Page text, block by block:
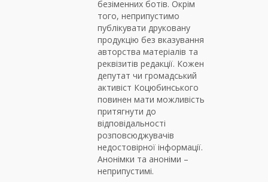
безіменних ботів. Окрім
того, неприпустимо
публікувати друковану
продукцію без вказування
авторства матеріалів та
реквізитів редакції. Кожен
депутат чи громадський
активіст Коцюбинського
повинен мати можливість
притягнути до
відповідальності
розповсюджувачів
недостовірної інформації.
Анонімки та аноніми –
неприпустимі.